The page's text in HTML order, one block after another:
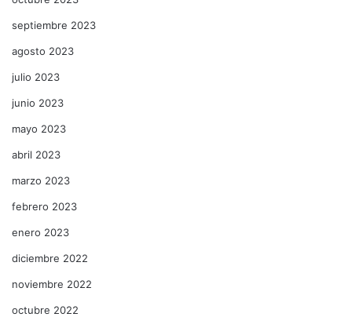
septiembre 2023
agosto 2023
julio 2023
junio 2023
mayo 2023
abril 2023
marzo 2023
febrero 2023
enero 2023
diciembre 2022
noviembre 2022
octubre 2022